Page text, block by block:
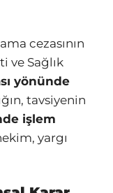
cezasının
ve Sağlık
yönünde
tavsiyenin
işlem
yargı